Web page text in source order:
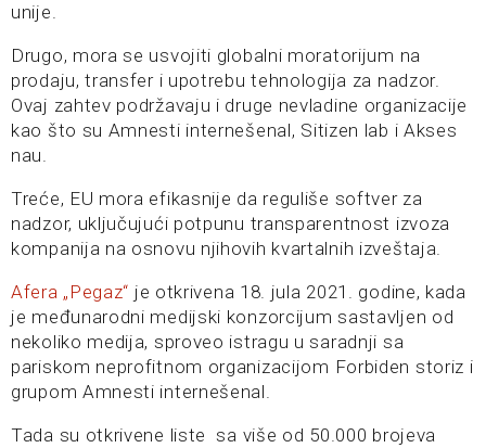
unije.
Drugo, mora se usvojiti globalni moratorijum na
prodaju, transfer i upotrebu tehnologija za nadzor.
Ovaj zahtev podržavaju i druge nevladine organizacije
kao što su Amnesti internešenal, Sitizen lab i Akses
nau.
Treće, EU mora efikasnije da reguliše softver za
nadzor, uključujući potpunu transparentnost izvoza
kompanija na osnovu njihovih kvartalnih izveštaja.
Afera „Pegaz“ je otkrivena 18. jula 2021. godine, kada
je međunarodni medijski konzorcijum sastavljen od
nekoliko medija, sproveo istragu u saradnji sa
pariskom neprofitnom organizacijom Forbiden storiz i
grupom Amnesti internešenal.
Tada su otkrivene liste sa više od 50.000 brojeva